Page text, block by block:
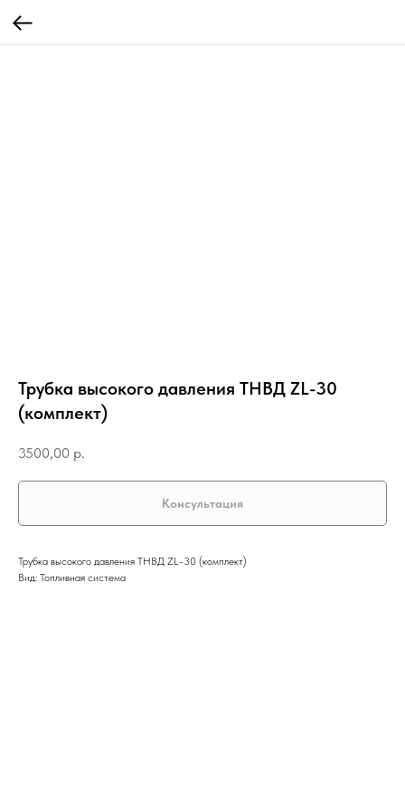
Трубка высокого давления ТНВД ZL-30
(комплект)
3500,00 р.
Консультация
Трубка высокого давления ТНВД ZL-30 (комплект)
Вид: Топливная система